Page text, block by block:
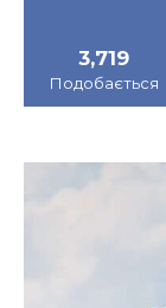
3,719
Подобається